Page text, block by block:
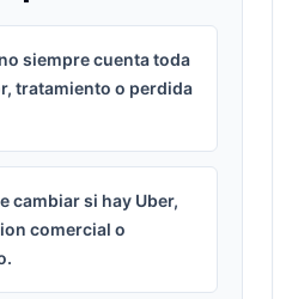
siempre cuenta toda
tratamiento o perdida
cambiar si hay Uber,
comercial o